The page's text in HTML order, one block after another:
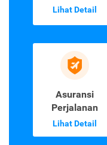
Lihat Detail
Asuransi
Perjalanan
Lihat Detail